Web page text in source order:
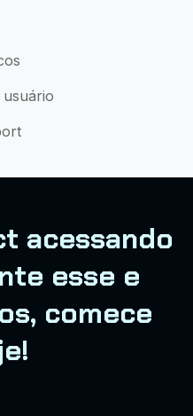
acessando
esse e
comece